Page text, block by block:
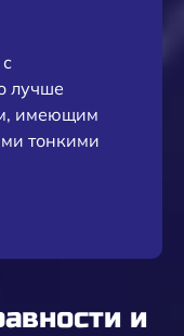
лучше
имеющим
тонкими
и